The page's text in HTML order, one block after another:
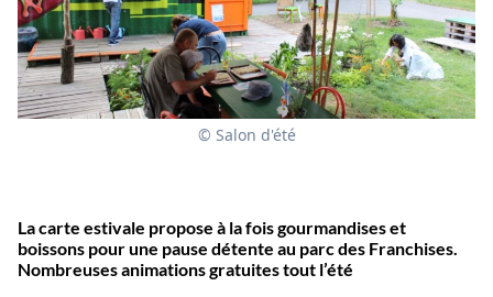
© Salon d'été
La carte estivale propose à la fois gourmandises et
boissons pour une pause détente au parc des Franchises.
Nombreuses animations gratuites tout l’été